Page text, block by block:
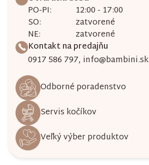
PO-PI:
12:00 - 17:00
SO:
zatvorené
NE:
zatvorené
Kontakt na predajňu
0917 586 797, info@bambini.sk
Odborné poradenstvo
Servis kočíkov
Veľký výber produktov